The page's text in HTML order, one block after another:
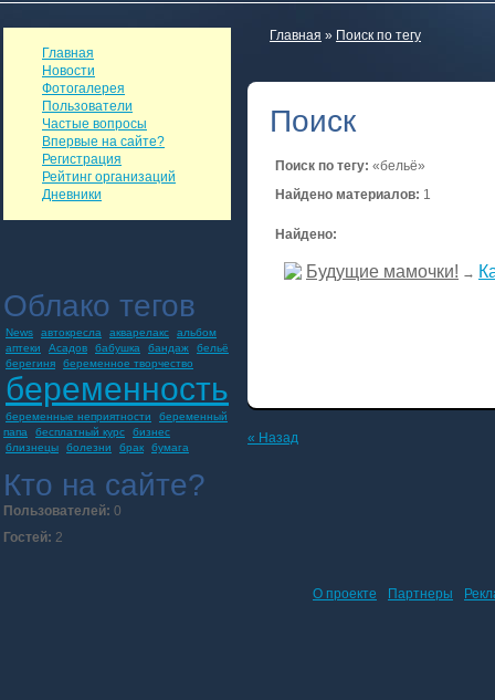
Главная
Новости
Фотогалерея
Пользователи
Частые вопросы
Впервые на сайте?
Регистрация
Рейтинг организаций
Дневники
Облако тегов
News автокресла акварелакс
альбом
аптеки
Асадов бабушка бандаж
бельё
берегиня
беременное творчество
беременность
беременные неприятности
беременный
папа
бесплатный курс
бизнес
близнецы
болезни брак бумага
Кто на сайте?
Пользователей: 0
Гостей: 2
Главная » Поиск по тегу
Поиск
Поиск по тегу: «бельё»
Найдено материалов: 1
Найдено:
Будущие мамочки! →
« Назад
О проекте Партнеры